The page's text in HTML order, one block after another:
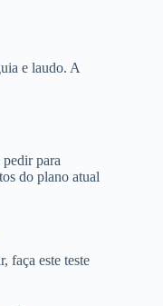
e laudo. A
para
do plano atual
faça este teste